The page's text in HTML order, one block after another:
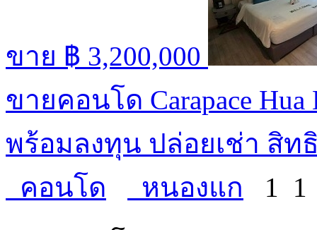
ขาย ฿ 3,200,000
ขายคอนโด Carapace
พร้อมลงทุน ปล่อยเช่า สิท
คอนโด
หนองแก 1